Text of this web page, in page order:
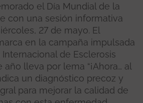
el Día Mundial de la
con una sesión informativa
27 de mayo. El
en la campaña impulsada
de Esclerosis
lleva por lema “¡Ahora… al
un diagnóstico precoz y
para mejorar la calidad de